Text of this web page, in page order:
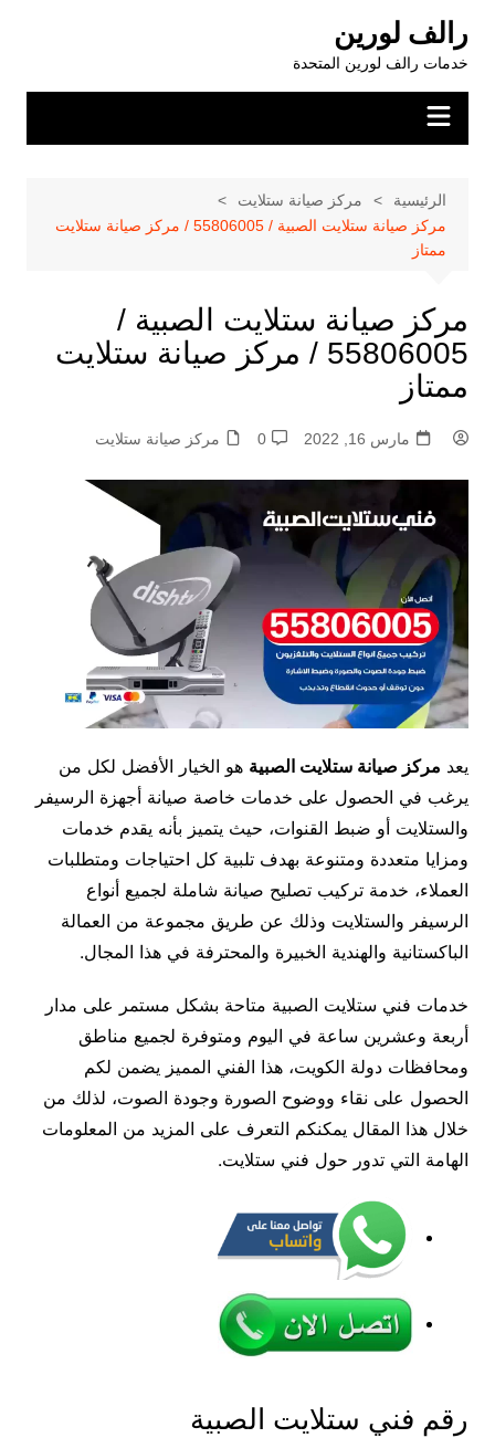
المحتوى
رالف لورين
خدمات رالف لورين المتحدة
الرئيسية
مركز صيانة ستلايت
مركز صيانة ستلايت الصبية / 55806005 / مركز صيانة ستلايت
ممتاز
مركز صيانة ستلايت الصبية /
55806005 / مركز صيانة ستلايت
ممتاز
مارس 16, 2022 0 مركز صيانة ستلايت
يعد مركز صيانة ستلايت الصبية هو الخيار الأفضل لكل من
يرغب في الحصول على خدمات خاصة صيانة أجهزة الرسيفر
والستلايت أو ضبط القنوات، حيث يتميز بأنه يقدم خدمات
ومزايا متعددة ومتنوعة بهدف تلبية كل احتياجات ومتطلبات
العملاء، خدمة تركيب تصليح صيانة شاملة لجميع أنواع
الرسيفر والستلايت وذلك عن طريق مجموعة من العمالة
الباكستانية والهندية الخبيرة والمحترفة في هذا المجال.
خدمات فني ستلايت الصبية متاحة بشكل مستمر على مدار
أربعة وعشرين ساعة في اليوم ومتوفرة لجميع مناطق
ومحافظات دولة الكويت، هذا الفني المميز يضمن لكم
الحصول على نقاء ووضوح الصورة وجودة الصوت، لذلك من
خلال هذا المقال يمكنكم التعرف على المزيد من المعلومات
الهامة التي تدور حول فني ستلايت.
رقم فني ستلايت الصبية